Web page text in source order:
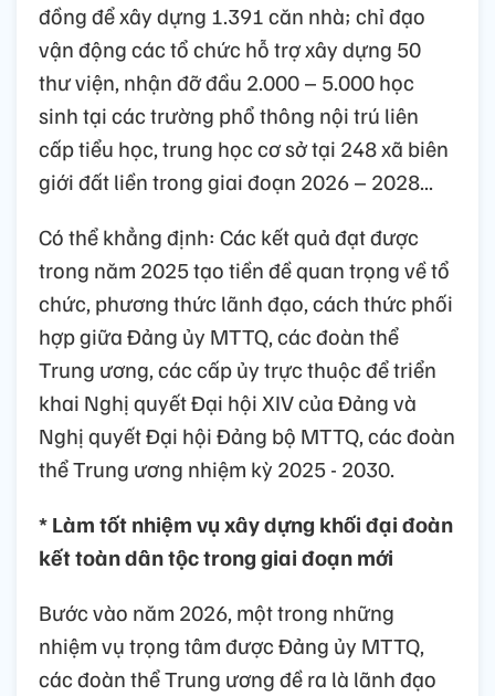
đồng để xây dựng 1.391 căn nhà; chỉ đạo
vận động các tổ chức hỗ trợ xây dựng 50
thư viện, nhận đỡ đầu 2.000 – 5.000 học
sinh tại các trường phổ thông nội trú liên
cấp tiểu học, trung học cơ sở tại 248 xã biên
giới đất liền trong giai đoạn 2026 – 2028...
Có thể khẳng định: Các kết quả đạt được
trong năm 2025 tạo tiền đề quan trọng về tổ
chức, phương thức lãnh đạo, cách thức phối
hợp giữa Đảng ủy MTTQ, các đoàn thể
Trung ương, các cấp ủy trực thuộc để triển
khai Nghị quyết Đại hội XIV của Đảng và
Nghị quyết Đại hội Đảng bộ MTTQ, các đoàn
thể Trung ương nhiệm kỳ 2025 - 2030.
* Làm tốt nhiệm vụ xây dựng khối đại đoàn
kết toàn dân tộc trong giai đoạn mới
Bước vào năm 2026, một trong những
nhiệm vụ trọng tâm được Đảng ủy MTTQ,
các đoàn thể Trung ương đề ra là lãnh đạo